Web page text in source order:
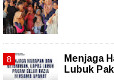
Menjaga
Lubuk